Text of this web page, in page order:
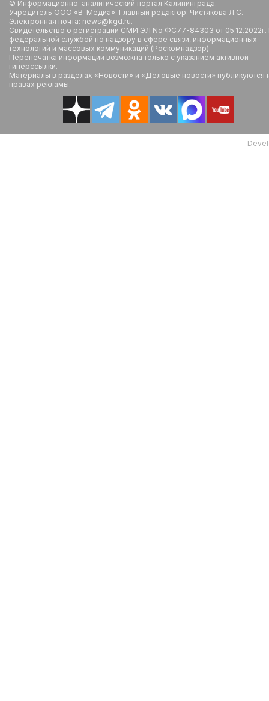
© Информационно-аналитический портал Калининграда.
Учредитель ООО «В-Медиа». Главный редактор: Чистякова Л.С.
Электронная почта: news@kgd.ru.
Свидетельство о регистрации СМИ ЭЛ No ФС77-84303 от
федеральной службой по надзору в сфере связи, информационных
технологий и массовых коммуникаций (Роскомнадзор).
Перепечатка информации возможна только с указанием активной
гиперссылки.
Материалы в разделах «Новости» и «Деловые новости» публикуются
правах рекламы.